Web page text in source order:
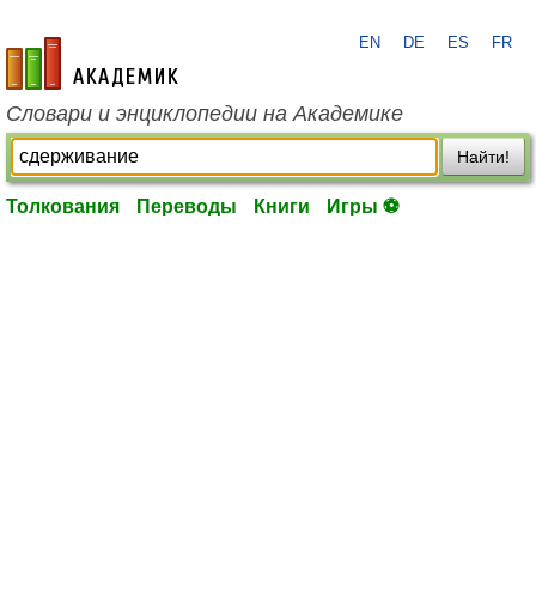
academic.ru
EN DE ES FR
Словари и энциклопедии на Академике
Найти!
Толкования Переводы Книги Игры ⚽